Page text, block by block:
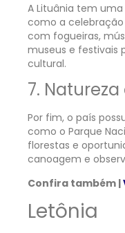
A Lituânia tem
como a celebração
com fogueiras,
museus e festivais
cultural.
7.
Por fim, o país
como o Parque
florestas e
canoagem e
Confira também |
Letônia